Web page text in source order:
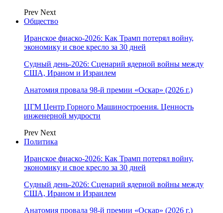
Prev Next
Общество
Иранское фиаско-2026: Как Трамп потерял войну,
экономику и свое кресло за 30 дней
Судный день-2026: Сценарий ядерной войны между
США, Ираном и Израилем
Анатомия провала 98-й премии «Оскар» (2026 г.)
ЦГМ Центр Горного Машиностроения. Ценность
инженерной мудрости
Prev Next
Политика
Иранское фиаско-2026: Как Трамп потерял войну,
экономику и свое кресло за 30 дней
Судный день-2026: Сценарий ядерной войны между
США, Ираном и Израилем
Анатомия провала 98-й премии «Оскар» (2026 г.)